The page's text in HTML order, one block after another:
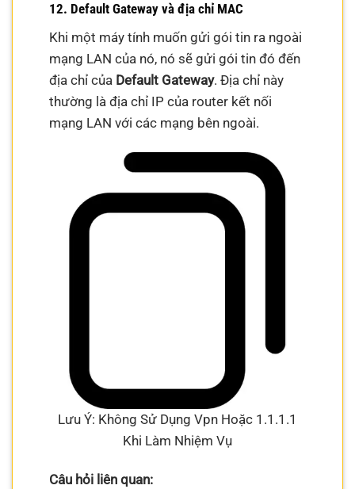
12. Default Gateway và địa chỉ MAC
Khi một máy tính muốn gửi gói tin ra ngoài
mạng LAN của nó, nó sẽ gửi gói tin đó đến
địa chỉ của Default Gateway. Địa chỉ này
thường là địa chỉ IP của router kết nối
mạng LAN với các mạng bên ngoài.
Lưu Ý: Không Sử Dụng Vpn Hoặc 1.1.1.1
Khi Làm Nhiệm Vụ
Câu hỏi liên quan: